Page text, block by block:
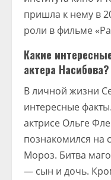
пришла к нему в
роли в фильме
Какие
актера Насибова?
В личной жизни
интересные
актрисе Ольге
познакомился на
Мороз. Битва
— сын и дочь.